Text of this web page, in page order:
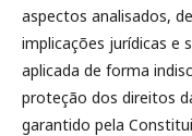
aspectos analisados,
implicações jurídicas e
aplicada de forma
proteção dos direitos
garantido pela